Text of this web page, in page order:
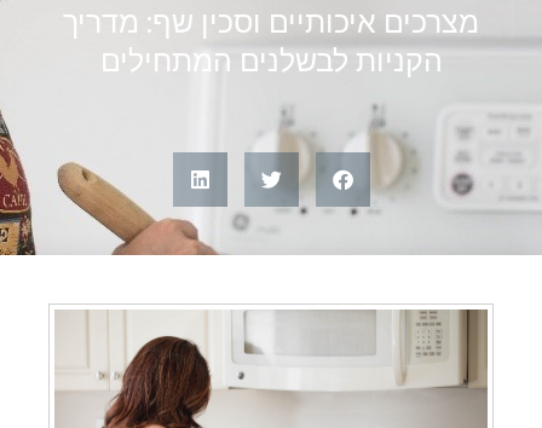
מצרכים איכותיים וסכין שף: מדריך
הקניות לבשלנים המתחילים